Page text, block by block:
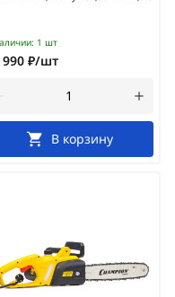
1 шт
990 ₽/шт
В корзину